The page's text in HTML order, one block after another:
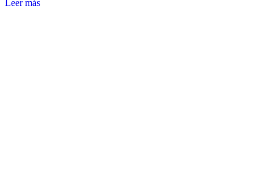
Leer más